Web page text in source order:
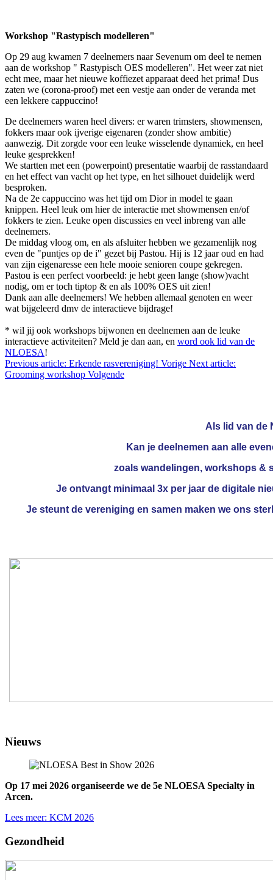
Workshop "Rastypisch modelleren"
Op 29 aug kwamen 7 deelnemers naar Sevenum om deel te nemen
aan de workshop " Rastypisch OES modelleren". Het weer zat niet
echt mee, maar het nieuwe koffiezet apparaat deed het prima! Dus
zaten we (corona-proof) met een vestje aan onder de veranda met
een lekkere cappuccino!
De deelnemers waren heel divers: er waren trimsters, showmensen,
fokkers maar ook ijverige eigenaren (zonder show ambitie)
aanwezig. Dit zorgde voor een leuke wisselende dynamiek, en heel
leuke gesprekken!
We startten met een (powerpoint) presentatie waarbij de rasstandaard
en het effect van vacht op het type, en het silhouet duidelijk werd
besproken.
Na de 2e cappuccino was het tijd om Dior in model te gaan
knippen. Heel leuk om hier de interactie met showmensen en/of
fokkers te zien. Leuke open discussies en veel inbreng van alle
deelnemers.
De middag vloog om, en als afsluiter hebben we gezamenlijk nog
even de "puntjes op de i" gezet bij Pastou. Hij is 12 jaar oud en had
van zijn eigenaresse een hele mooie senioren coupe gekregen.
Pastou is een perfect voorbeeld: je hebt geen lange (show)vacht
nodig, om er toch tiptop & en als 100% OES uit zien!
Dank aan alle deelnemers! We hebben allemaal genoten en weer
wat bijgeleerd dmv de interactieve bijdrage!
* wil jij ook workshops bijwonen en deelnemen aan de leuke
interactieve activiteiten? Meld je dan aan, en word ook lid van de
NLOESA!
Previous article: Erkende rasvereniging! Vorige Next article:
Grooming workshop Volgende
Als lid van de
Kan je deelnemen aan alle
zoals wandelingen, workshops &
Je ontvangt minimaal 3x per jaar de digitale
Je steunt de vereniging en samen maken we ons
Nieuws
Op 17 mei 2026 organiseerde we de 5e NLOESA Specialty in
Arcen.
Lees meer: KCM 2026
Gezondheid